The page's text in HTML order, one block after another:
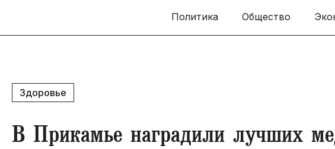
Политика Общество
Здоровье
В Прикамье наградили лучших